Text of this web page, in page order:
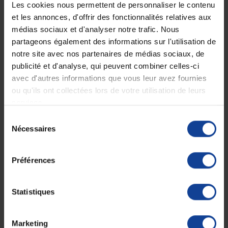
Les cookies nous permettent de personnaliser le contenu
et les annonces, d'offrir des fonctionnalités relatives aux
médias sociaux et d'analyser notre trafic. Nous
partageons également des informations sur l'utilisation de
notre site avec nos partenaires de médias sociaux, de
publicité et d'analyse, qui peuvent combiner celles-ci
avec d'autres informations que vous leur avez fournies
ou qu'ils ont collectées lors de votre utilisation de leurs
Nécessaires
Préférences
Statistiques
Marketing
Boxer pour Fuites Urinaires Homme Sérénité -
Eminence
LeBoxer pour Fuites Urinaires Homme Sérénitéd’Eminence offre
une protection discrète et efficace contre les fuites urinaires légères à
modérées. Conçu pour allier confort et sécurité, il intègre une poche
interne absorbante et imperméable, assurant une protection tout en
conservant l’apparence d’un sous-vêtement classique.
Confort optimal :
Fabriqué en coton doux, il assure un
Tailles disponibles :
hommes souhaitant une protection contre les fuites urinaires sans